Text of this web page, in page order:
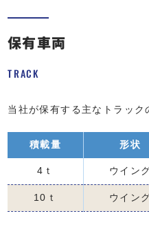
保有車両
TRACK
当社が保有する主なトラック
積載量 形状
4ｔ ウイン
10ｔ ウイン